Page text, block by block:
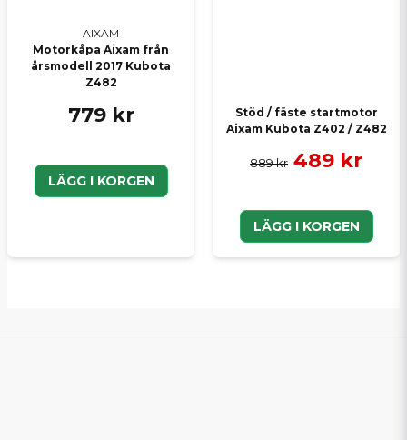
AIXAM
Motorkåpa Aixam från
årsmodell 2017 Kubota
Z482
779 kr
LÄGG I KORGEN
Stöd / fäste startmotor
Aixam Kubota Z402 / Z482
889 kr 489 kr
LÄGG I KORGEN